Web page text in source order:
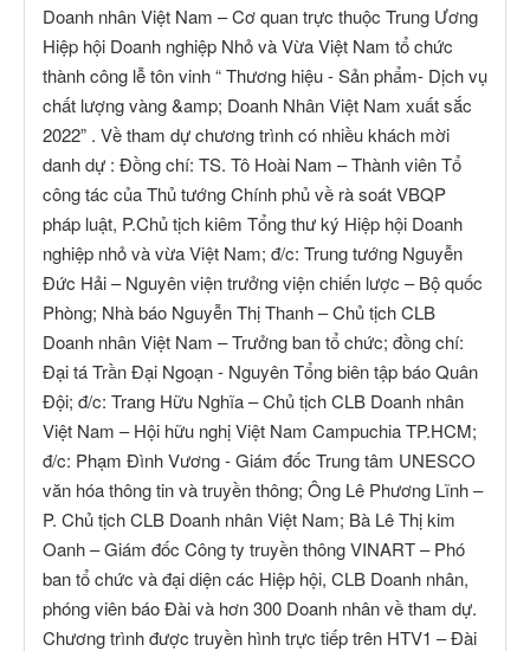
Doanh nhân Việt Nam – Cơ quan trực thuộc Trung Ương
Hiệp hội Doanh nghiệp Nhỏ và Vừa Việt Nam tổ chức
thành công lễ tôn vinh “ Thương hiệu - Sản phẩm- Dịch vụ
chất lượng vàng &amp; Doanh Nhân Việt Nam xuất sắc
2022” . Về tham dự chương trình có nhiều khách mời
danh dự : Đồng chí: TS. Tô Hoài Nam – Thành viên Tổ
công tác của Thủ tướng Chính phủ về rà soát VBQP
pháp luật, P.Chủ tịch kiêm Tổng thư ký Hiệp hội Doanh
nghiệp nhỏ và vừa Việt Nam; đ/c: Trung tướng Nguyễn
Đức Hải – Nguyên viện trưởng viện chiến lược – Bộ quốc
Phòng; Nhà báo Nguyễn Thị Thanh – Chủ tịch CLB
Doanh nhân Việt Nam – Trưởng ban tổ chức; đồng chí:
Đại tá Trần Đại Ngoạn - Nguyên Tổng biên tập báo Quân
Đội; đ/c: Trang Hữu Nghĩa – Chủ tịch CLB Doanh nhân
Việt Nam – Hội hữu nghị Việt Nam Campuchia TP.HCM;
đ/c: Phạm Đình Vương - Giám đốc Trung tâm UNESCO
văn hóa thông tin và truyền thông; Ông Lê Phương Lĩnh –
P. Chủ tịch CLB Doanh nhân Việt Nam; Bà Lê Thị kim
Oanh – Giám đốc Công ty truyền thông VINART – Phó
ban tổ chức và đại diện các Hiệp hội, CLB Doanh nhân,
phóng viên báo Đài và hơn 300 Doanh nhân về tham dự.
Chương trình được truyền hình trực tiếp trên HTV1 – Đài